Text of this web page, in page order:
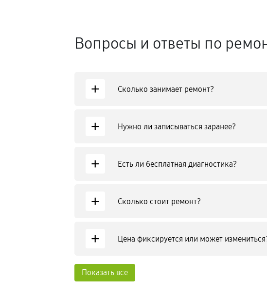
Вопросы и ответы по
+ Сколько занимает ремонт?
+ Нужно ли записываться заранее?
+ Есть ли бесплатная диагностика?
+ Сколько стоит ремонт?
+ Цена фиксируется или может
Показать все